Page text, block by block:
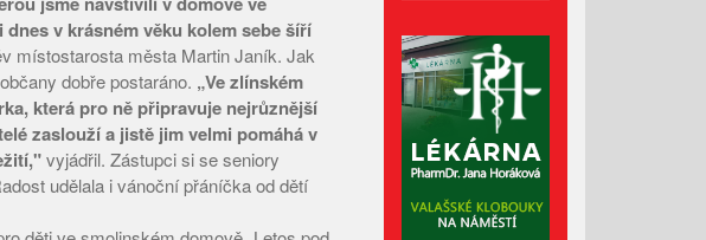
Březen 2023
Únor 2023
Leden 2023
Prosinec 2022
Listopad 2022
Říjen 2022
v krásném věku kolem sebe šíří
místostarosta města Martin Janík. Jak
dobře postaráno. „Ve zlínském
která pro ně připravuje nejrůznější
zaslouží a jistě jim velmi pomáhá v
vyjádřil. Zástupci si se seniory
udělala i vánoční přáníčka od dětí